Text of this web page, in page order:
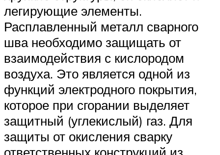
легирующие элементы.
Расплавленный металл сварного
шва необходимо защищать от
взаимодействия с кислородом
воздуха. Это является одной из
функций электродного покрытия,
которое при сгорании выделяет
защитный (углекислый) газ. Для
защиты от окисления сварку